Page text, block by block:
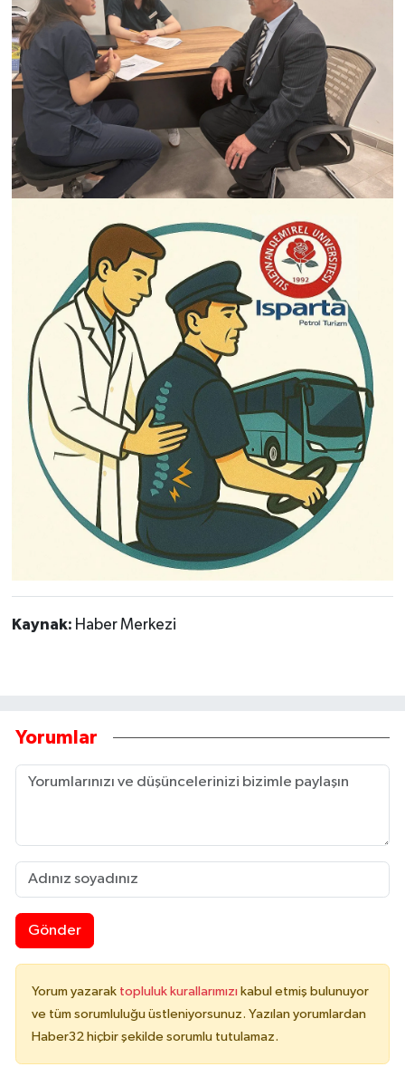
Kaynak: Haber Merkezi
Yorumlar
Gönder
Yorum yazarak topluluk kurallarımızı kabul etmiş bulunuyor
ve tüm sorumluluğu üstleniyorsunuz. Yazılan yorumlardan
Haber32 hiçbir şekilde sorumlu tutulamaz.